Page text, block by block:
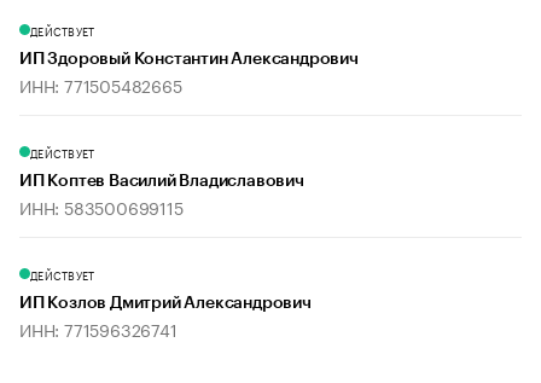
ДЕЙСТВУЕТ
ИП Здоровый Константин Александрович
ИНН: 771505482665
ДЕЙСТВУЕТ
ИП Коптев Василий Владиславович
ИНН: 583500699115
ДЕЙСТВУЕТ
ИП Козлов Дмитрий Александрович
ИНН: 771596326741